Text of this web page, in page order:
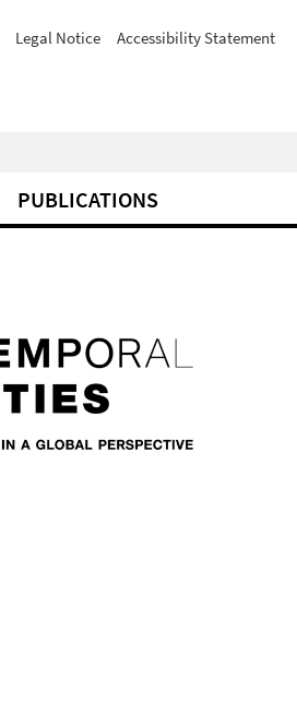
Legal Notice Accessibility Statement
PUBLICATIONS